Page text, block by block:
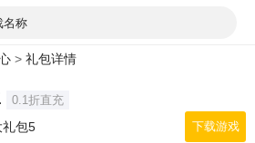
名称
> 礼包详情
0.1折直充
礼包5
下载游戏